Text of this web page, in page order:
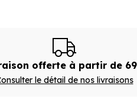
offerte à partir de
le détail de nos livraisons